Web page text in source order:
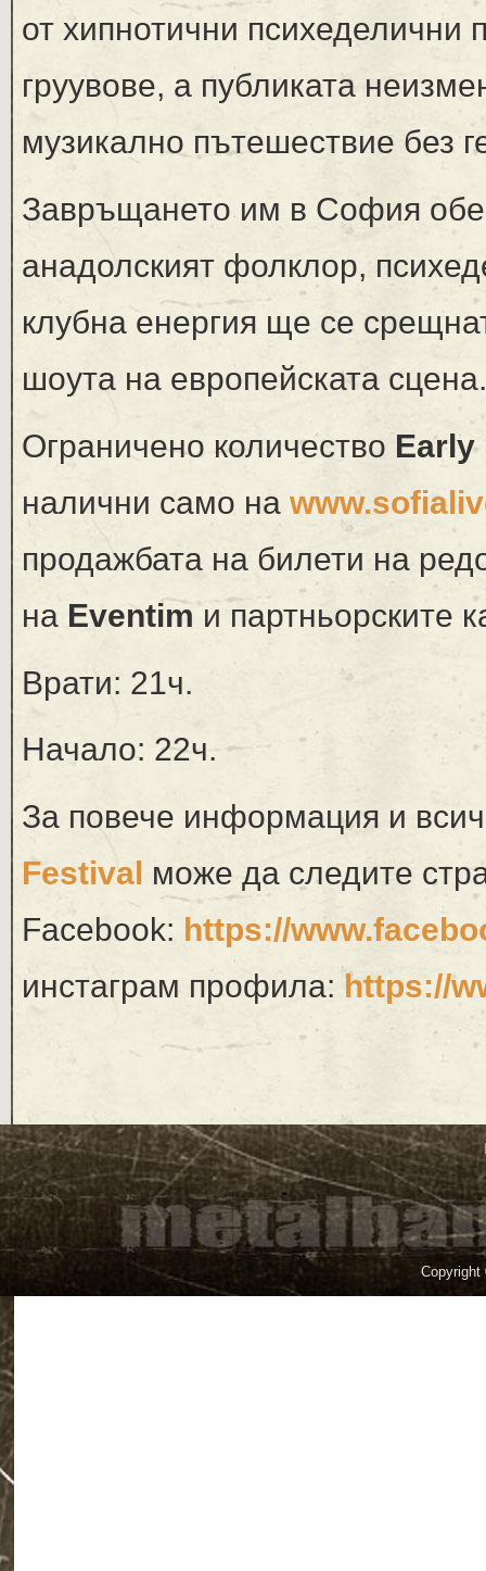
от хипнотични
груувове, а публиката
музикално пътешествие без
Завръщането им в София
анадолският фолклор,
клубна енергия ще се
шоута на европейската сцена.
Ограничено количество
налични само на
продажбата на билети на
на Eventimи партньорските
Врати: 21ч.
Начало: 22ч.
За повече информация и
Festival може да следите
Facebook: https://
инстаграм профила: https://